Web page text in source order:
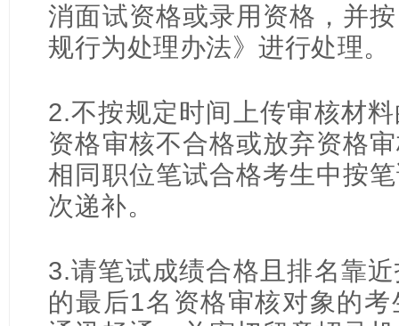
消面试资格或录用资格，并
规行为处理办法》进行处理。
2.不按规定时间上传审核材
资格审核不合格或放弃资格
相同职位笔试合格考生中按
次递补。
3.请笔试成绩合格且排名靠
的最后1名资格审核对象的